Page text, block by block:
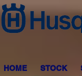
HOME STOCK